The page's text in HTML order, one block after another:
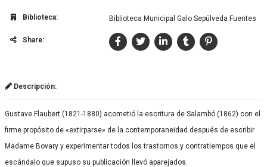
Biblioteca: Biblioteca Municipal Galo Sepúlveda Fuentes
Share:
Descripción:
Gustave Flaubert (1821-1880) acometió la escritura de Salambó (1862) con el
firme propósito de «extirparse» de la contemporaneidad después de escribir
Madame Bovary y experimentar todos los trastornos y contratiempos que el
escándalo que supuso su publicación llevó aparejados.